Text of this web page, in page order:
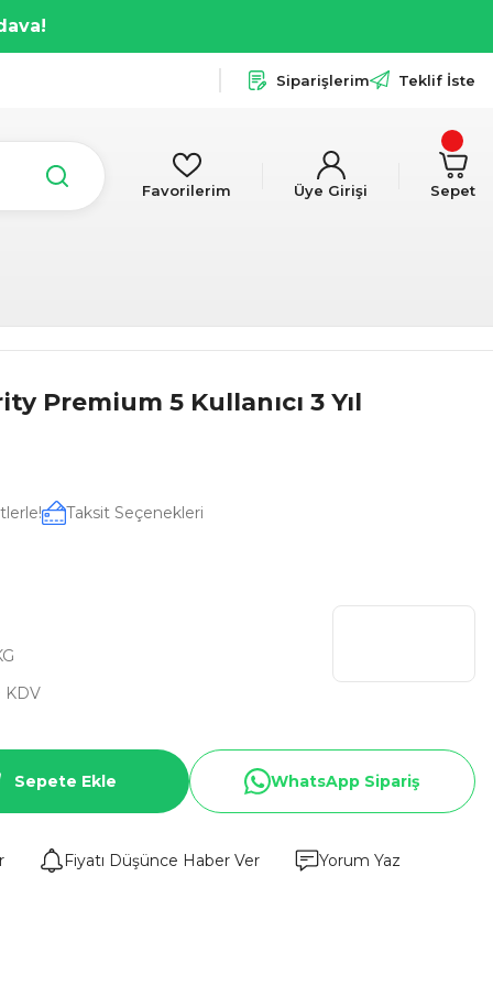
Siparişlerim Teklif İste
Favorilerim Üye Girişi Sepet
Premium 5 Kullanıcı 3 Yıl
Taksit Seçenekleri
KDV
Sepete Ekle WhatsApp Sipariş
Fiyatı Düşünce Haber Ver Yorum Yaz